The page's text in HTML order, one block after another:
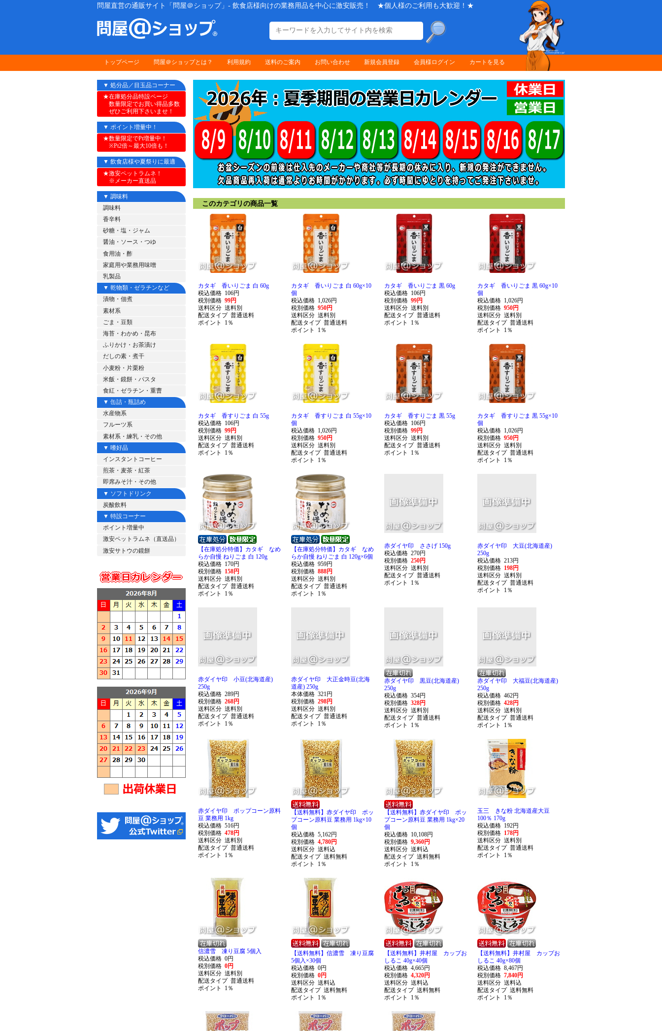
問屋直営の通販サイト「問屋＠ショップ」- 飲食店様向けの業務用品を中心に激安販売！ ★個人様のご利用も大歓迎！★
トップページ 問屋＠ショップとは？ 利用規約 送料のご案内 お問い合わせ 新規会員登録 会員様ログイン カートを見る
▼ 処分品／目玉品コーナー
★在庫処分品特設ページ
数量限定でお買い得品多数
ぜひご利用下さいませ！
▼ ポイント増量中！
★数量限定でPt増量中！
※Pt2倍～最大10倍も！
▼ 飲食店様や夏祭りに最適
★激安ペットラムネ！
※メーカー直送品
▼ 調味料
調味料
香辛料
砂糖・塩・ジャム
醤油・ソース・つゆ
食用油・酢
家庭用や業務用味噌
乳製品
▼ 乾物類・ゼラチンなど
漬物・佃煮
素材系
ごま・豆類
海苔・わかめ・昆布
ふりかけ・お茶漬け
だしの素・煮干
小麦粉・片栗粉
米飯・鏡餅・パスタ
食紅・ゼラチン・重曹
▼ 缶詰・瓶詰め
水産物系
フルーツ系
素材系・練乳・その他
▼ 嗜好品
インスタントコーヒー
煎茶・麦茶・紅茶
即席みそ汁・その他
▼ ソフトドリンク
炭酸飲料
▼ 特設コーナー
ポイント増量中
激安ペットラムネ（直送品）
激安サトウの鏡餅
このカテゴリの商品一覧
カタギ 香いりごま 白 60g
税込価格 106円
税別価格 99円
送料区分 送料別
配送タイプ 普通送料
ポイント 1％
カタギ 香いりごま 白 60g×10
個
税込価格 1,026円
税別価格 950円
送料区分 送料別
配送タイプ 普通送料
ポイント 1％
カタギ 香いりごま 黒 60g
税込価格 106円
税別価格 99円
送料区分 送料別
配送タイプ 普通送料
ポイント 1％
カタギ 香いりごま 黒 60g×10
個
税込価格 1,026円
税別価格 950円
送料区分 送料別
配送タイプ 普通送料
ポイント 1％
カタギ 香すりごま 白 55g
税込価格 106円
税別価格 99円
送料区分 送料別
配送タイプ 普通送料
ポイント 1％
カタギ 香すりごま 白 55g×10
個
税込価格 1,026円
税別価格 950円
送料区分 送料別
配送タイプ 普通送料
ポイント 1％
カタギ 香すりごま 黒 55g
税込価格 106円
税別価格 99円
送料区分 送料別
配送タイプ 普通送料
ポイント 1％
カタギ 香すりごま 黒 55g×10
個
税込価格 1,026円
税別価格 950円
送料区分 送料別
配送タイプ 普通送料
ポイント 1％
【在庫処分特価】カタギ なめ
らか自慢 ねりごま 白 120g
税込価格 170円
税別価格 158円
送料区分 送料別
配送タイプ 普通送料
ポイント 1％
【在庫処分特価】カタギ なめ
らか自慢 ねりごま 白 120g×6個
税込価格 959円
税別価格 888円
送料区分 送料別
配送タイプ 普通送料
ポイント 1％
赤ダイヤ印 ささげ 150g
税込価格 270円
税別価格 250円
送料区分 送料別
配送タイプ 普通送料
ポイント 1％
赤ダイヤ印 大豆(北海道産)
250g
税込価格 213円
税別価格 198円
送料区分 送料別
配送タイプ 普通送料
ポイント 1％
赤ダイヤ印 小豆(北海道産)
250g
税込価格 289円
税別価格 268円
送料区分 送料別
配送タイプ 普通送料
ポイント 1％
赤ダイヤ印 大正金時豆(北海
道産) 250g
本体価格 321円
税別価格 298円
送料区分 送料別
配送タイプ 普通送料
ポイント 1％
赤ダイヤ印 黒豆(北海道産)
250g
税込価格 354円
税別価格 328円
送料区分 送料別
配送タイプ 普通送料
ポイント 1％
赤ダイヤ印 大福豆(北海道産)
250g
税込価格 462円
税別価格 428円
送料区分 送料別
配送タイプ 普通送料
ポイント 1％
赤ダイヤ印 ポップコーン原料
豆 業務用 1kg
税込価格 516円
税別価格 478円
送料区分 送料別
配送タイプ 普通送料
ポイント 1％
【送料無料】赤ダイヤ印 ポッ
プコーン原料豆 業務用 1kg×10
個
税込価格 5,162円
税別価格 4,780円
送料区分 送料込
配送タイプ 送料無料
ポイント 1％
【送料無料】赤ダイヤ印 ポッ
プコーン原料豆 業務用 1kg×20
個
税込価格 10,108円
税別価格 9,360円
送料区分 送料込
配送タイプ 送料無料
ポイント 1％
玉三 きな粉 北海道産大豆
100％ 170g
税込価格 192円
税別価格 178円
送料区分 送料別
配送タイプ 普通送料
ポイント 1％
信濃雪 凍り豆腐 5個入
税込価格 0円
税別価格 0円
送料区分 送料別
配送タイプ 普通送料
ポイント 1％
【送料無料】信濃雪 凍り豆腐
5個入×30個
税込価格 0円
税別価格 0円
送料区分 送料込
配送タイプ 送料無料
ポイント 1％
【送料無料】井村屋 カップお
しるこ 40g×40個
税込価格 4,665円
税別価格 4,320円
送料区分 送料込
配送タイプ 送料無料
ポイント 1％
【送料無料】井村屋 カップお
しるこ 40g×80個
税込価格 8,467円
税別価格 7,840円
送料区分 送料込
配送タイプ 送料無料
ポイント 1％